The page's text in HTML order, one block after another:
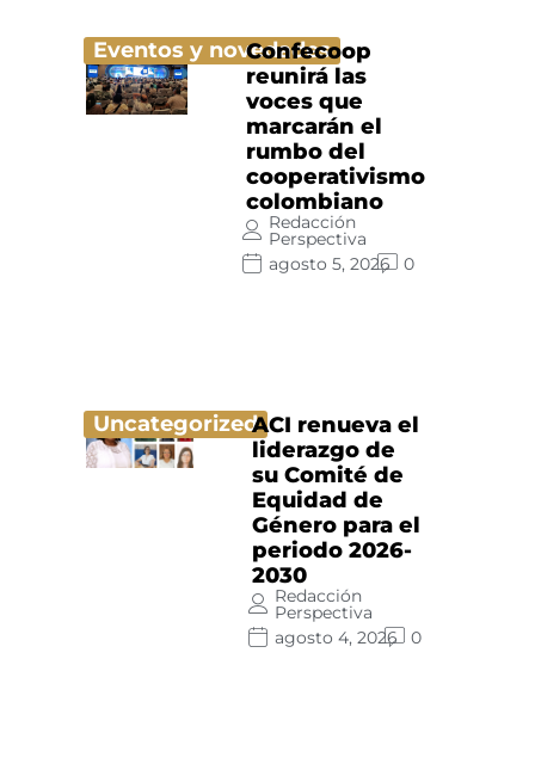
Eventos y novedades
Confecoop
reunirá las
voces que
marcarán el
rumbo del
cooperativismo
colombiano
Redacción
Perspectiva
agosto 5, 2026
0
UncategorizedACI renueva el
liderazgo de
su Comité de
Equidad de
Género para el
periodo 2026-
2030
Redacción
Perspectiva
agosto 4, 2026
0